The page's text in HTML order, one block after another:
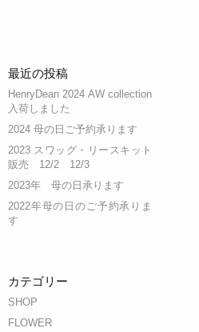
最近の投稿
HenryDean 2024 AW collection
入荷しました
2024 母の日ご予約承ります
2023 スワッグ・リースキット
販売 12/2 12/3
2023年 母の日承ります
2022年母の日のご予約承りま
す
カテゴリー
SHOP
FLOWER